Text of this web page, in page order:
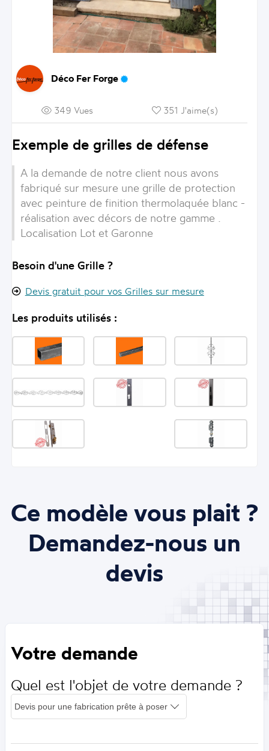
Déco Fer Forge
349 Vues 351 J'aime(s)
Exemple de grilles de défense
A la demande de notre client nous avons
fabriqué sur mesure une grille de protection
avec peinture de finition thermolaquée blanc -
réalisation avec décors de notre gamme .
Localisation Lot et Garonne
Besoin d'une Grille ?
Devis gratuit pour vos Grilles sur mesure
Les produits utilisés :
Ce modèle vous plait ?
Demandez-nous un
devis
Votre demande
Quel est l'objet de votre demande ?